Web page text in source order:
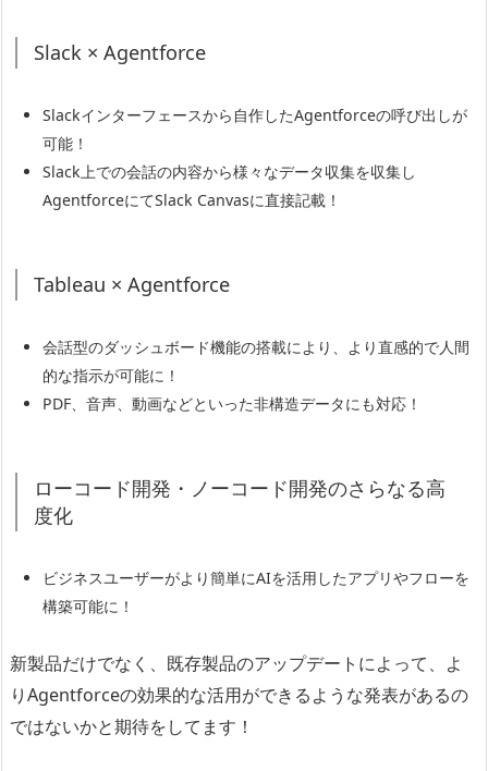
Slack × Agentforce
Slackインターフェースから自作したAgentforceの呼び出しが
可能！
Slack上での会話の内容から様々なデータ収集を収集し
AgentforceにてSlack Canvasに直接記載！
Tableau × Agentforce
会話型のダッシュボード機能の搭載により、より直感的で人間
的な指示が可能に！
PDF、音声、動画などといった非構造データにも対応！
ローコード開発・ノーコード開発のさらなる高
度化
ビジネスユーザーがより簡単にAIを活用したアプリやフローを
構築可能に！
新製品だけでなく、既存製品のアップデートによって、よ
りAgentforceの効果的な活用ができるような発表があるの
ではないかと期待をしてます！